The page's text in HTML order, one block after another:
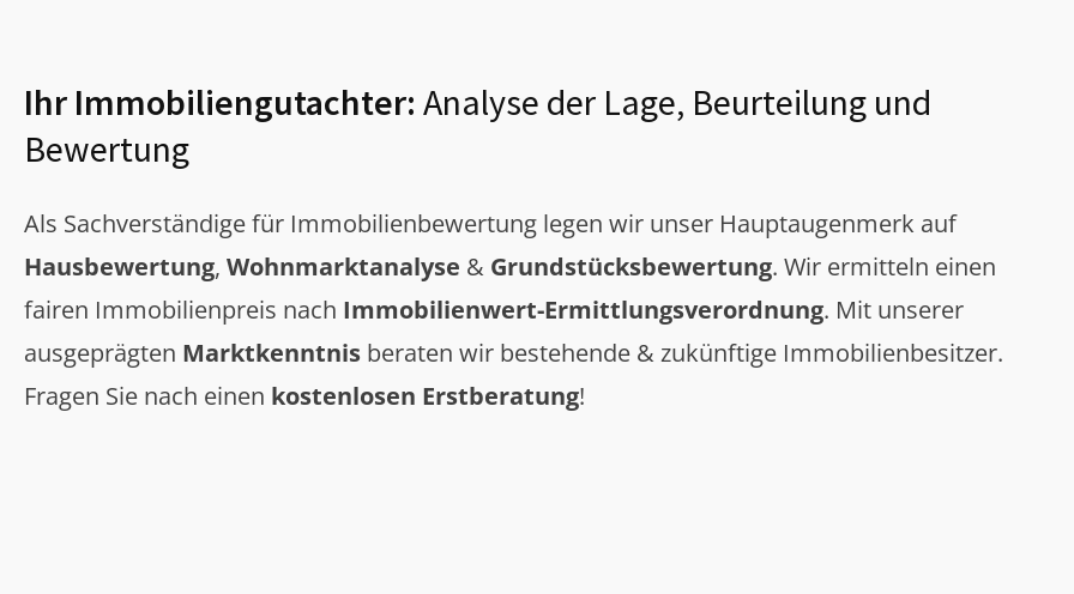
Ihr Immobiliengutachter: Analyse der Lage, Beurteilung und
Bewertung
Als Sachverständige für Immobilienbewertung legen wir unser Hauptaugenmerk auf
Hausbewertung, Wohnmarktanalyse & Grundstücksbewertung. Wir ermitteln einen
fairen Immobilienpreis nach Immobilienwert-Ermittlungsverordnung. Mit unserer
ausgeprägten Marktkenntnis beraten wir bestehende & zukünftige Immobilienbesitzer.
Fragen Sie nach einen kostenlosen Erstberatung!